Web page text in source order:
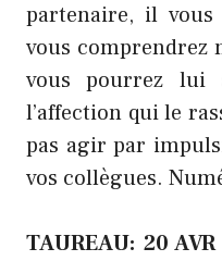
partenaire, il
vous comprendrez
vous pourrez lui
l’affection qui le
pas agir par
vos collègues.
TAUREAU: 20